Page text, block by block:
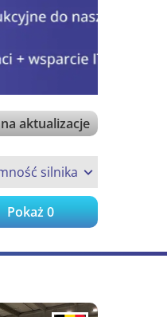
aktualizacje
silnika
Pokaż0